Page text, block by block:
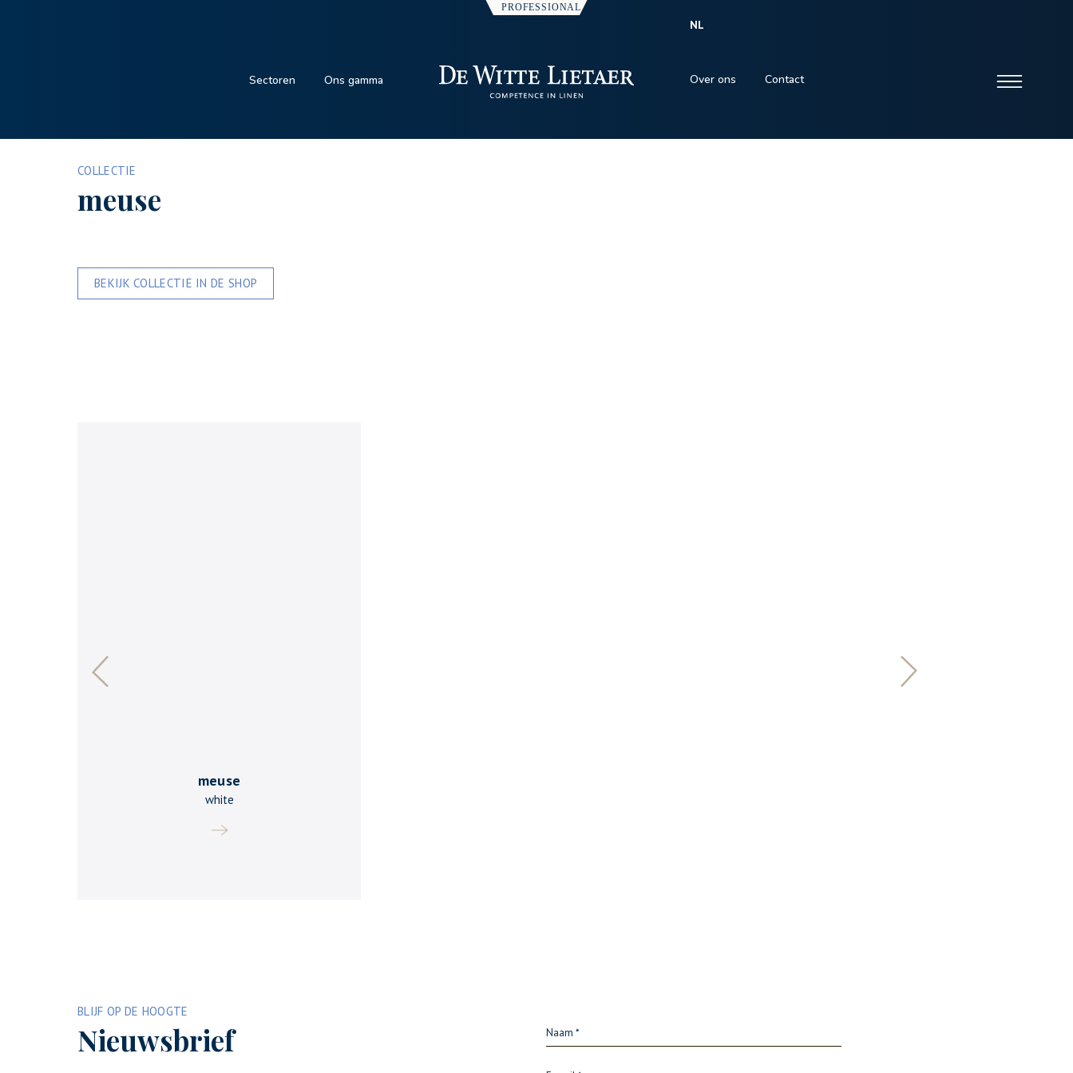
Sectoren Ons gamma
NL
Over ons Contact
COLLECTIE
meuse
BEKIJK COLLECTIE IN DE SHOP
meuse
white
BLIJF OP DE HOOGTE
Nieuwsbrief